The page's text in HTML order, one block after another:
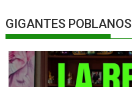
GIGANTES POBLANOS